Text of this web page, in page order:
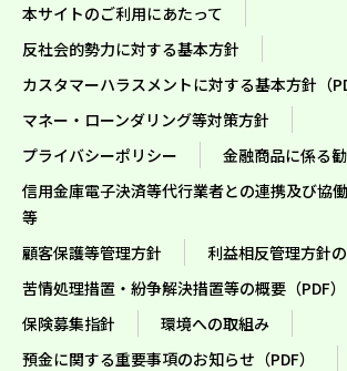
本サイトのご利用にあたって
反社会的勢力に対する基本方針
カスタマーハラスメントに対する基本方針（
マネー・ローンダリング等対策方針
プライバシーポリシー
金融商品に係る
信用金庫電子決済等代行業者との連携及び協
等
顧客保護等管理方針
利益相反管理方針
苦情処理措置・紛争解決措置等の概要（PDF）
保険募集指針
環境への取組み
預金に関する重要事項のお知らせ（PDF）